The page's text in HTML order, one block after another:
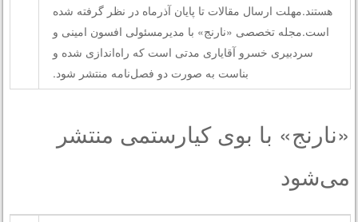
هستند.مهلت ارسال مقالات تا پایان آذرماه در نظر گرفته شده
است.مجله تخصصی «نارنج» با مدیرمسئولی افسون امینی و
سردبیری خسرو آقایاری مدتی است که راه‌اندازی شده و
بناست به صورت دو فصل‌نامه منتشر شود.
«نارنج» با بوی کیارستمی منتشر
می‌شود